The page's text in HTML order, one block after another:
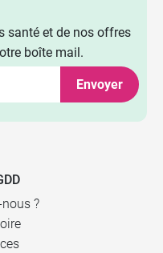
g
santé et de nos offres
boîte mail.
Envoyer
?